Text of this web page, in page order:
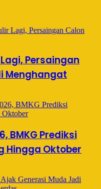
Persaingan
Menghangat
BMKG Prediksi
Hingga Oktober